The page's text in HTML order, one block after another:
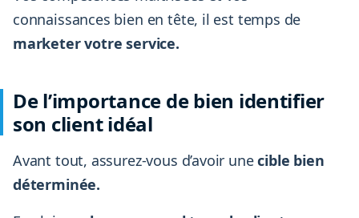
connaissances bien en tête, il est temps de
marketer votre service.
De l’importance de bien identifier
son client idéal
Avant tout, assurez-vous d’avoir unecible bien
déterminée.